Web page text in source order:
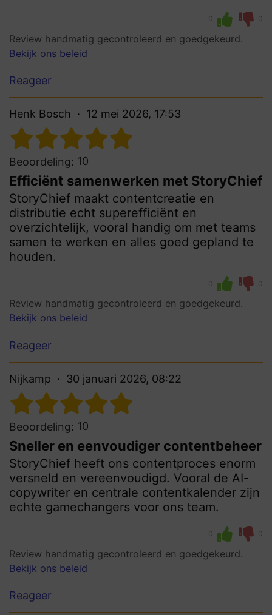
0 0
Review handmatig gecontroleerd en goedgekeurd.
Bekijk ons beleid
Reageer
Henk Bosch 12 mei 2026, 17:53
Beoordeling: 10
Efficiënt samenwerken met StoryChief
StoryChief maakt contentcreatie en
distributie echt superefficiënt en
overzichtelijk, vooral handig om met teams
samen te werken en alles goed gepland te
houden.
0 0
Review handmatig gecontroleerd en goedgekeurd.
Bekijk ons beleid
Reageer
Nijkamp 30 januari 2026, 08:22
Beoordeling: 10
Sneller en eenvoudiger contentbeheer
StoryChief heeft ons contentproces enorm
versneld en vereenvoudigd. Vooral de AI-
copywriter en centrale contentkalender zijn
echte gamechangers voor ons team.
0 0
Review handmatig gecontroleerd en goedgekeurd.
Bekijk ons beleid
Reageer